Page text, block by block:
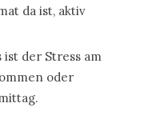
da ist, aktiv
ist der Stress am
oder